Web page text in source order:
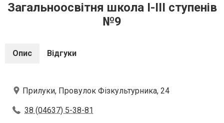
Загальноосвітня школа І-ІІІ ступенів
№9
Опис Відгуки
Прилуки, Провулок Фізкультурника, 24
38 (04637) 5-38-81